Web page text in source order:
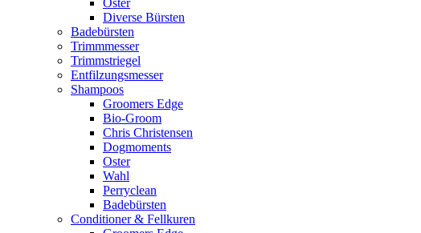
Oster
Diverse Bürsten
Badebürsten
Trimmmesser
Trimmstriegel
Entfilzungsmesser
Shampoos
Groomers Edge
Bio-Groom
Chris Christensen
Dogmoments
Oster
Wahl
Perryclean
Badebürsten
Conditioner & Fellkuren